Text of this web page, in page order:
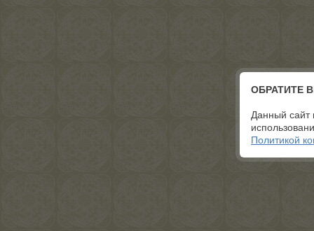
ОБРАТИТЕ
Данный сайт
Политикой